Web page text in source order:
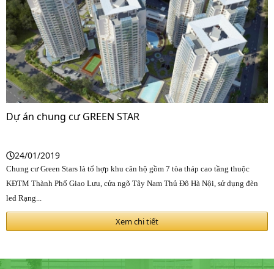
Dự án chung cư GREEN STAR
24/01/2019
Chung cư Green Stars là tổ hợp khu căn hộ gồm 7 tòa tháp cao tầng thuộc
KĐTM Thành Phố Giao Lưu, cửa ngõ Tây Nam Thủ Đô Hà Nội, sử dụng đèn
led Rạng...
Xem chi tiết